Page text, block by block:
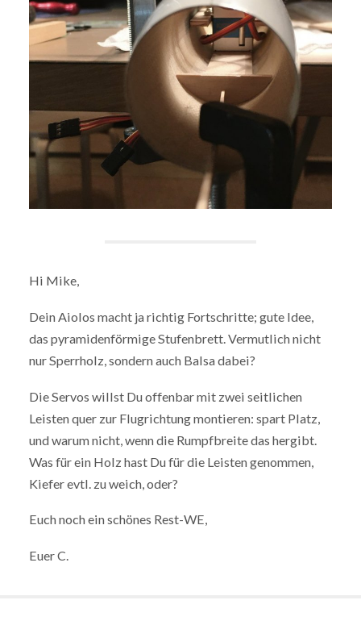
Hi Mike,
Dein Aiolos macht ja richtig Fortschritte; gute Idee,
das pyramidenförmige Stufenbrett. Vermutlich nicht
nur Sperrholz, sondern auch Balsa dabei?
Die Servos willst Du offenbar mit zwei seitlichen
Leisten quer zur Flugrichtung montieren: spart Platz,
und warum nicht, wenn die Rumpfbreite das hergibt.
Was für ein Holz hast Du für die Leisten genommen,
Kiefer evtl. zu weich, oder?
Euch noch ein schönes Rest-WE,
Euer C.